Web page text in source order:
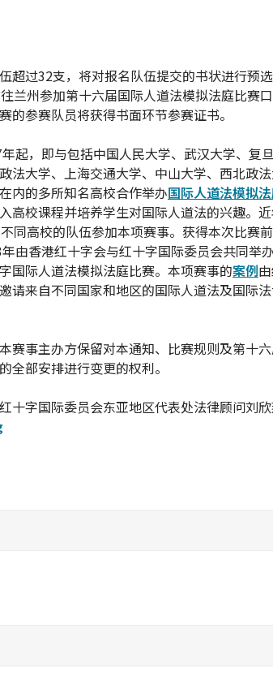
超过32支，将对报名队伍提交的书状进行预
兰州参加第十六届国际人道法模拟法庭比赛
的参赛队员将获得书面环节参赛证书。
起，即与包括中国人民大学、武汉大学、复
法大学、上海交通大学、中山大学、西北政
内的多所知名高校合作举办国际人道法模拟
高校课程并培养学生对国际人道法的兴趣。
同高校的队伍参加本项赛事。获得本次比赛
由香港红十字会与红十字国际委员会共同举
国际人道法模拟法庭比赛。本项赛事的案例
请来自不同国家和地区的国际人道法及国际
赛事主办方保留对本通知、比赛规则及第十
全部安排进行变更的权利。
十字国际委员会东亚地区代表处法律顾问刘